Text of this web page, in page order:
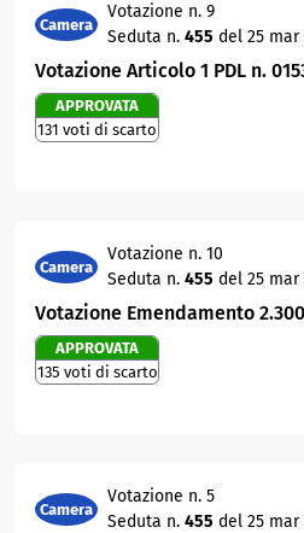
Camera
Votazione n. 9
Seduta n. 455 del 25 mar
Votazione Articolo 1 PDL n.
APPROVATA
131 voti di scarto
Camera
Votazione n. 10
Seduta n. 455 del 25 mar
Votazione Emendamento
APPROVATA
135 voti di scarto
Camera
Votazione n. 5
Seduta n. 455 del 25 mar